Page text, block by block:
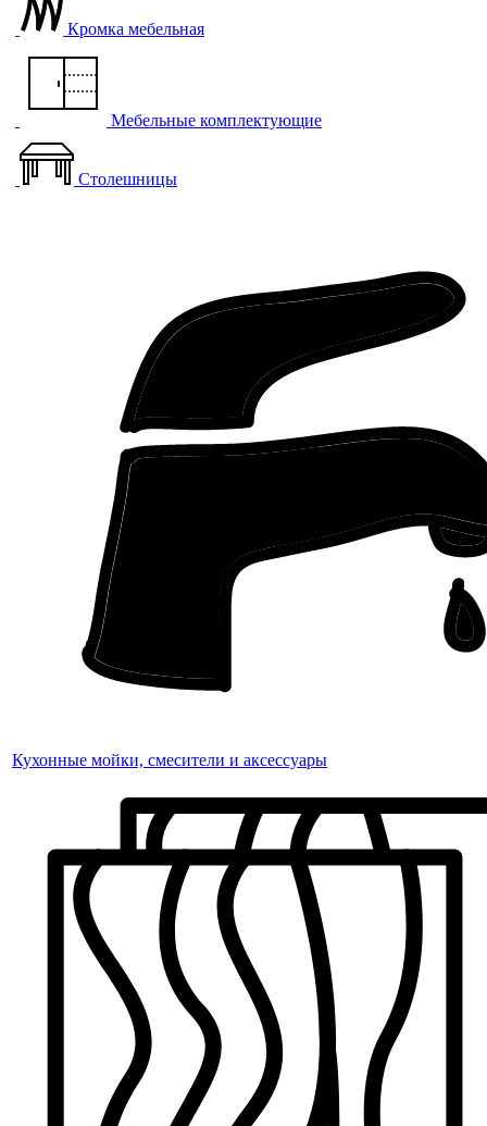
Кромка мебельная
Мебельные комплектующие
Столешницы
Кухонные мойки, смесители и аксессуары